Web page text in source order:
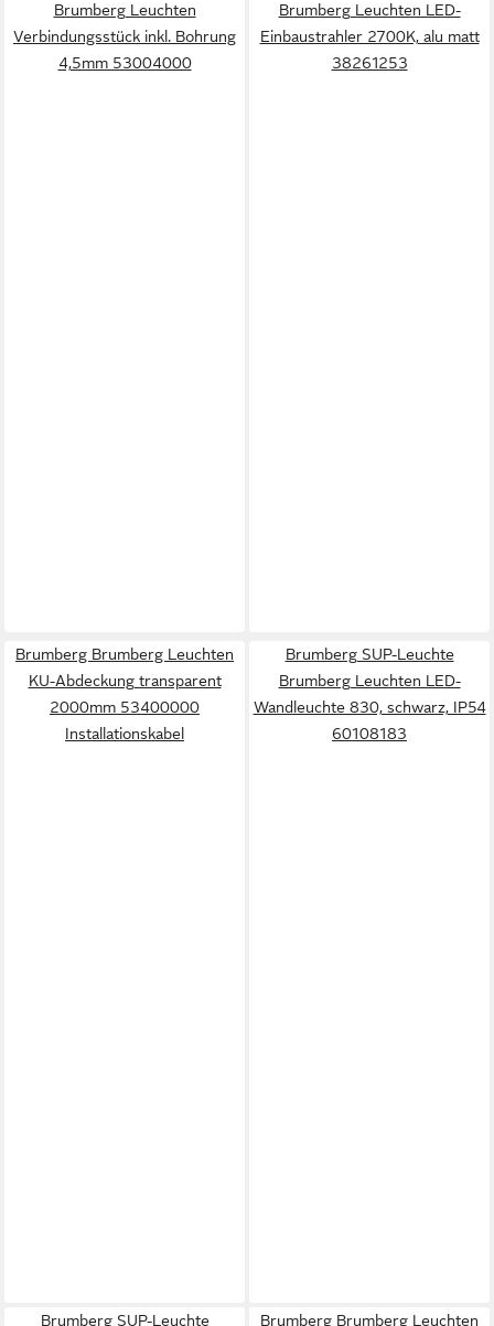
Brumberg Leuchten
Verbindungsstück inkl. Bohrung
4,5mm 53004000
Brumberg Leuchten LED-
Einbaustrahler 2700K, alu matt
38261253
Brumberg Brumberg Leuchten
KU-Abdeckung transparent
2000mm 53400000
Installationskabel
Brumberg SUP-Leuchte
Brumberg Leuchten LED-
Wandleuchte 830, schwarz, IP54
60108183
Brumberg SUP-Leuchte Brumberg Brumberg Leuchten